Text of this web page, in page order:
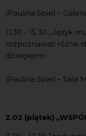
(Paulina Spiel –
11.30 - 15.30 ,,Język
rozpoznawać różne
dźwiękiem.
(Paulina Spiel – Sala
2.02 (piątek)